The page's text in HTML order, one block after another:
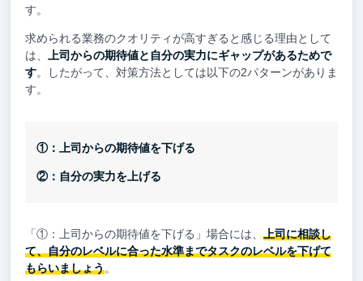
す。
求められる業務のクオリティが高すぎると感じる理由として
は、 上司からの期待値と自分の実力にギャップがあるためで
す。したがって、対策方法としては以下の2パターンがありま
す。
①：上司からの期待値を下げる
②：自分の実力を上げる
「①：上司からの期待値を下げる」場合には、 上司に相談し
て、自分のレベルに合った水準までタスクのレベルを下げて
もらいましょう。